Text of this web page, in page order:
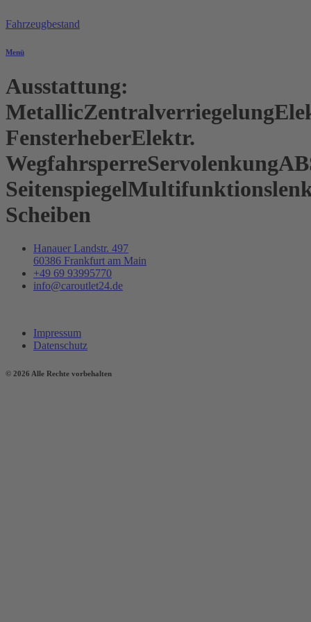
Inhalt
Fahrzeugbestand
Menü
Ausstattung:
FensterheberElektr.
Scheiben
Hanauer Landstr. 497
60386 Frankfurt am Main
+49 69 93995770
info@caroutlet24.de
Impressum
Datenschutz
© 2026 Alle Rechte vorbehalten